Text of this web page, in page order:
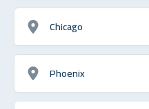
Chicago
Phoenix